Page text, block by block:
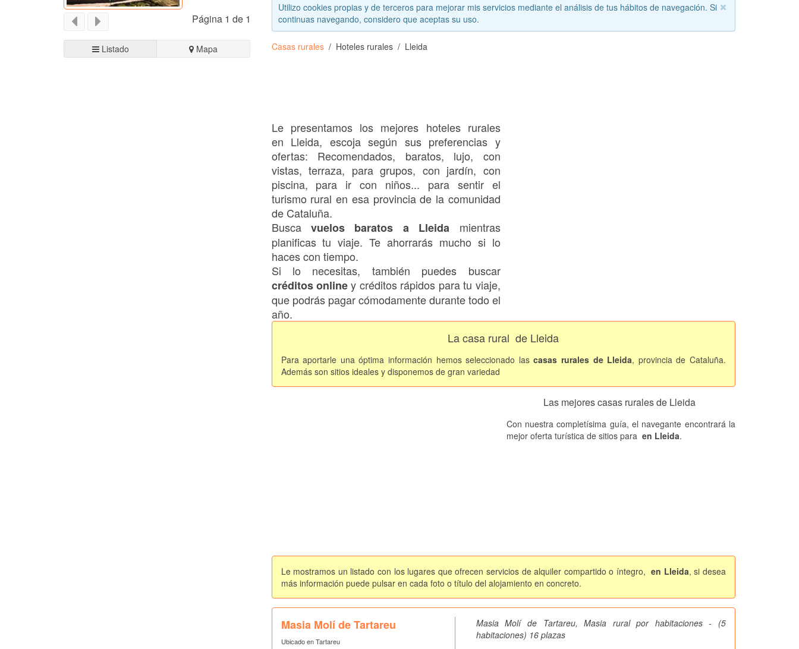
Página 1 de 1
Listado Mapa
Utilizo cookies propias y de terceros para mejorar mis servicios mediante el análisis de tus hábitos de navegación. Si
continuas navegando, considero que aceptas su uso.
Casas rurales Hoteles rurales Lleida
Le presentamos los mejores hoteles rurales
en Lleida, escoja según sus preferencias y
ofertas: Recomendados, baratos, lujo, con
vistas, terraza, para grupos, con jardín, con
piscina, para ir con niños... para sentir el
turismo rural en esa provincia de la comunidad
de Cataluña.
Busca vuelos baratos a Lleida mientras
planificas tu viaje. Te ahorrarás mucho si lo
haces con tiempo.
Si lo necesitas, también puedes buscar
créditos onliney créditos rápidos para tu viaje,
que podrás pagar cómodamente durante todo el
año.
La casa rural de Lleida
Para aportarle una óptima información hemos seleccionado lascasas rurales de Lleida, provincia de Cataluña.
Además son sitios ideales y disponemos de gran variedad
Las mejores casas rurales de Lleida
Con nuestra completísima guía, el navegante encontrará la
mejor oferta turística de sitios para en Lleida.
Le mostramos un listado con los lugares que ofrecen servicios de alquiler compartido o íntegro, en Lleida, si desea
más información puede pulsar en cada foto o título del alojamiento en concreto.
Masia Molí de Tartareu
Ubicado en Tartareu
Masia Molí de Tartareu, Masia rural por habitaciones - (5
habitaciones) 16 plazas